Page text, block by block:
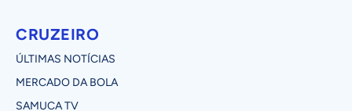
CRUZEIRO
ÚLTIMAS NOTÍCIAS
MERCADO DA BOLA
SAMUCA TV